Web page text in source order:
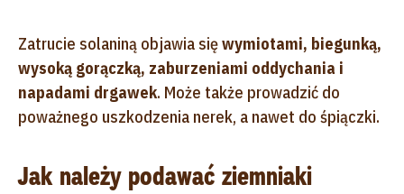
Zatrucie solaniną objawia sięwymiotami, biegunką,
wysoką gorączką, zaburzeniami oddychania i
napadami drgawek. Może także prowadzić do
poważnego uszkodzenia nerek, a nawet do śpiączki.
Jak należy podawać ziemniaki